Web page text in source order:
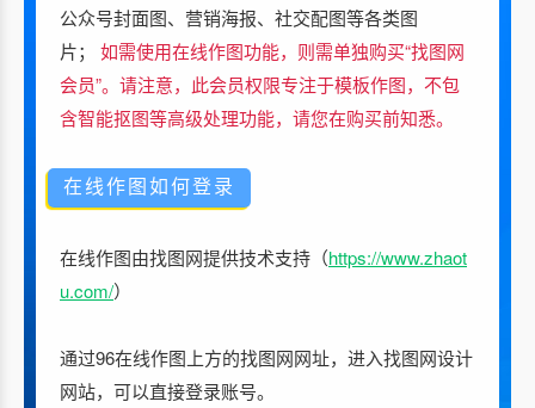
公众号封面图、营销海报、社交配图等各类图
片； 如需使用在线作图功能，则需单独购买“找图网
会员”。请注意，此会员权限专注于模板作图，不包
含智能抠图等高级处理功能，请您在购买前知悉。
在线作图如何登录
在线作图由找图网提供技术支持（https://www.zhaot
u.com/）
通过96在线作图上方的找图网网址，进入找图网设计
网站，可以直接登录账号。